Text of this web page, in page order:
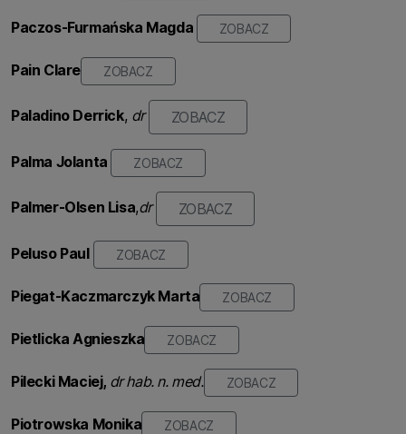
Paczos-Furmańska Magda ZOBACZ
Pain Clare ZOBACZ
Paladino Derrick, dr ZOBACZ
Palma Jolanta ZOBACZ
Palmer-Olsen Lisa,dr ZOBACZ
Peluso Paul ZOBACZ
Piegat-Kaczmarczyk Marta ZOBACZ
Pietlicka Agnieszka ZOBACZ
Pilecki Maciej, dr hab. n. med. ZOBACZ
Piotrowska Monika ZOBACZ